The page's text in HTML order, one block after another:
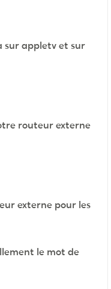
appletv et sur
routeur externe
externe pour les
le mot de